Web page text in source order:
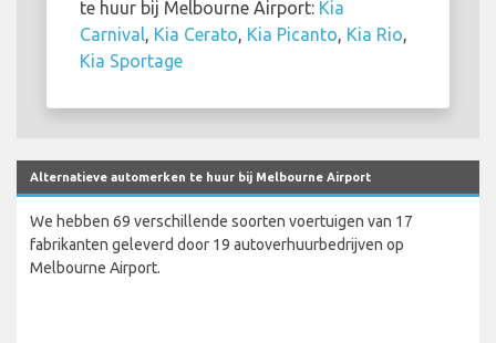
te huur bij Melbourne Airport: Kia
Carnival, Kia Cerato, Kia Picanto, Kia Rio,
Kia Sportage
Alternatieve automerken te huur bij Melbourne Airport
We hebben 69 verschillende soorten voertuigen van 17
fabrikanten geleverd door 19 autoverhuurbedrijven op
Melbourne Airport.